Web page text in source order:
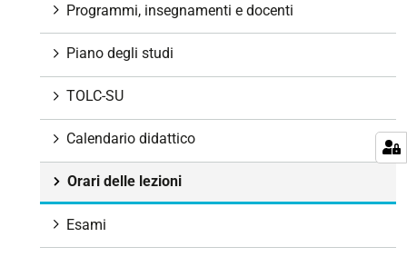
Programmi, insegnamenti e docenti
Piano degli studi
TOLC-SU
Calendario didattico
Orari delle lezioni
Esami